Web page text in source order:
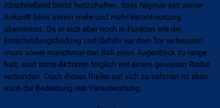
Abschließend bleibt festzuhalten, dass Neymar seit seiner
Ankunft beim Verein mehr und mehr Verantwortung
übernimmt. Da er sich aber noch in Punkten wie der
Entscheidungsfindung und Gefahr vor dem Tor verbessern
muss sowie manchmal den Ball einen Augenblick zu lange
hält, sind seine Aktionen folglich mit einem gewissen Risiko
verbunden. Doch dieses Risiko auf sich zu nehmen ist eben
auch die Bedeutung von Verantwortung.